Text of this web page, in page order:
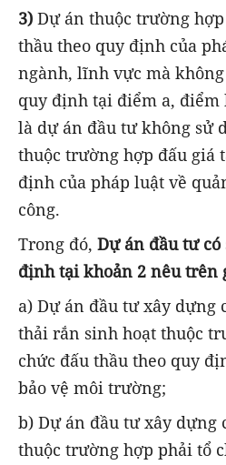
3) Dự án thuộc trường
thầu theo quy định của
ngành, lĩnh vực mà
quy định tại điểm a, điểm
là dự án đầu tư không sử
thuộc trường hợp đấu giá
định của pháp luật về
công.
Trong đó, Dự án đầu tư
định tại khoản 2 nêu trên
a) Dự án đầu tư xây
thải rắn sinh hoạt thuộc
chức đấu thầu theo quy
bảo vệ môi trường;
b) Dự án đầu tư xây dựng
thuộc trường hợp phải tổ